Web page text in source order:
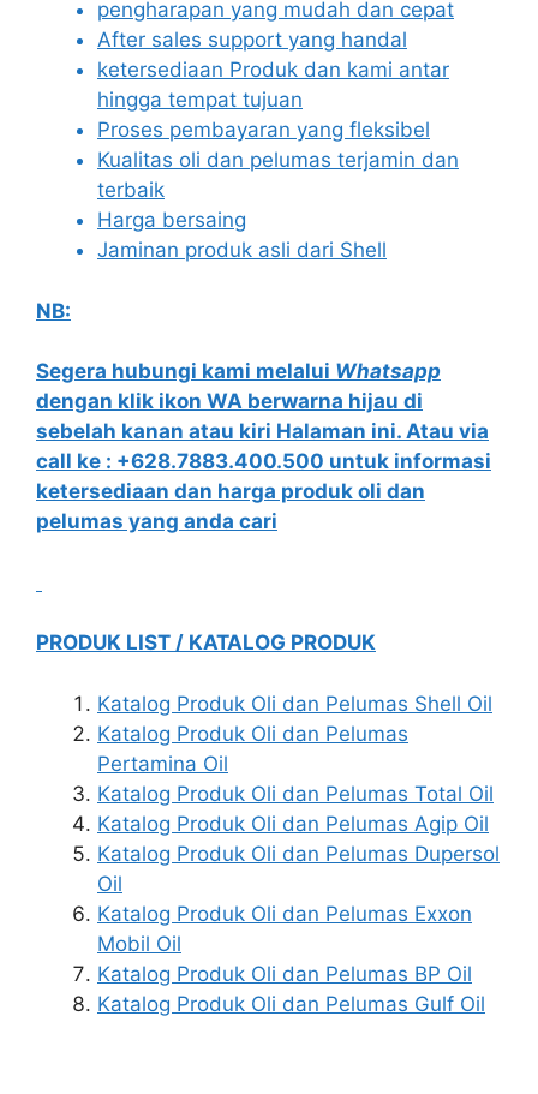
pengharapan yang mudah dan cepat
After sales support yang handal
ketersediaan Produk dan kami antar
hingga tempat tujuan
Proses pembayaran yang fleksibel
Kualitas oli dan pelumas terjamin dan
terbaik
Harga bersaing
Jaminan produk asli dari Shell
NB:
Segera hubungi kami melalui Whatsapp
dengan klik ikon WA berwarna hijau di
sebelah kanan atau kiri Halaman ini. Atau via
call ke : +628.7883.400.500 untuk informasi
ketersediaan dan harga produk oli dan
pelumas yang anda cari
PRODUK LIST / KATALOG PRODUK
Katalog Produk Oli dan Pelumas Shell Oil
Katalog Produk Oli dan Pelumas
Pertamina Oil
Katalog Produk Oli dan Pelumas Total Oil
Katalog Produk Oli dan Pelumas Agip Oil
Katalog Produk Oli dan Pelumas Dupersol
Oil
Katalog Produk Oli dan Pelumas Exxon
Mobil Oil
Katalog Produk Oli dan Pelumas BP Oil
Katalog Produk Oli dan Pelumas Gulf Oil